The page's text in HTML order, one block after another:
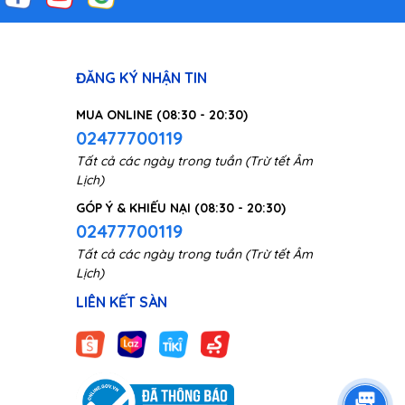
ĐĂNG KÝ NHẬN TIN
MUA ONLINE (08:30 - 20:30)
02477700119
Tất cả các ngày trong tuần (Trừ tết Âm
Lịch)
GÓP Ý & KHIẾU NẠI (08:30 - 20:30)
02477700119
Tất cả các ngày trong tuần (Trừ tết Âm
Lịch)
LIÊN KẾT SÀN